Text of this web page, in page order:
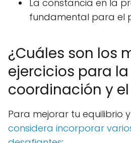
La constancia en la
fundamental para el
¿Cuáles son los
ejercicios para la
coordinación y
Para mejorar tu equilibrio
considera incorporar